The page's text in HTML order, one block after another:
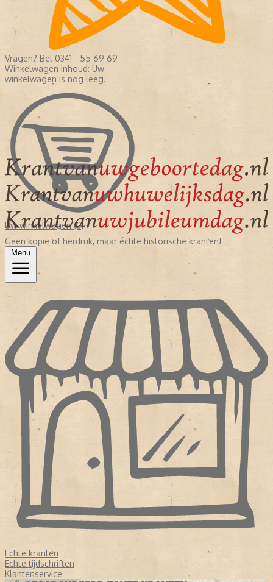
Vragen? Bel 0341 - 55 69 69
Winkelwagen inhoud: Uw
winkelwagen is nog leeg.
Uw winkelwagen (0)
Geen kopie of herdruk, maar échte historische kranten!
Menu
Echte kranten
Echte tijdschriften
Klantenservice